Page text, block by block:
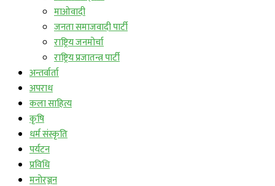
माओवादी
जनता समाजवादी पार्टी
राष्ट्रिय जनमोर्चा
राष्ट्रिय प्रजातन्त्र पार्टी
अन्तर्वार्ता
अपराध
कला साहित्य
कृषि
धर्म संस्कृति
पर्यटन
प्रविधि
मनोरञ्जन